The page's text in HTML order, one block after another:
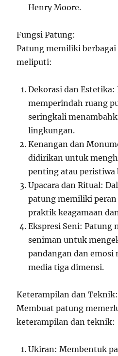
Henry Moore.
Fungsi Patung:
Patung memiliki
meliputi:
Dekorasi dan Estetika:
memperindah ruang
seringkali
lingkungan.
Kenangan dan
didirikan untuk
penting atau peristiwa
Upacara dan Ritual:
patung memiliki
praktik keagamaan
Ekspresi Seni: Patung
seniman untuk
pandangan dan emosi
media tiga dimensi.
Keterampilan dan Teknik:
Membuat patung
keterampilan dan teknik:
Ukiran: Membentuk